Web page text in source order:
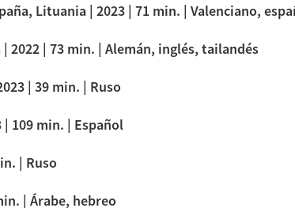
Lituania | 2023 | 71 min. | Valenciano,
2022 | 73 min. | Alemán, inglés, tailandés
| 39 min. | Ruso
| 109 min. | Español
| Ruso
| Árabe, hebreo